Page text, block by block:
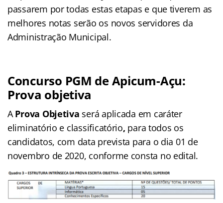
passarem por todas estas etapas e que tiverem as
melhores notas serão os novos servidores da
Administração Municipal.
Concurso PGM de Apicum-Açu:
Prova objetiva
AProva Objetiva será aplicada em caráter
eliminatório e classificatório, para todos os
candidatos, com data prevista para o dia 01 de
novembro de 2020, conforme consta no edital.